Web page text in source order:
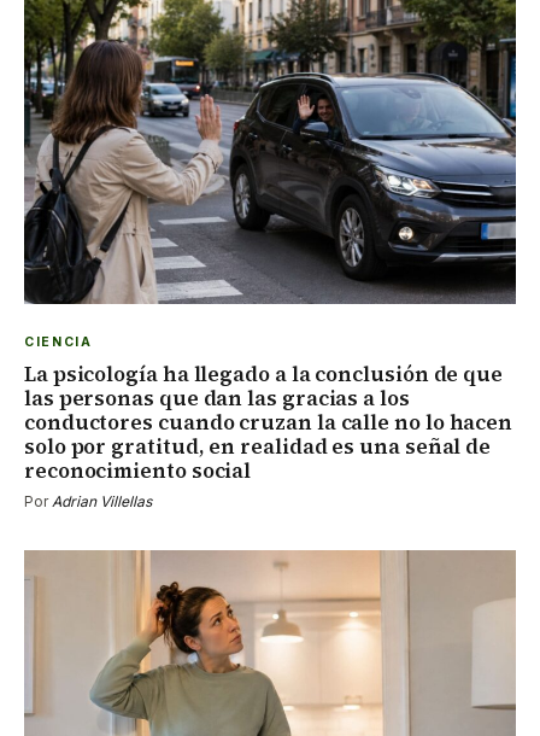
CIENCIA
La psicología ha llegado a la conclusión de que
las personas que dan las gracias a los
conductores cuando cruzan la calle no lo hacen
solo por gratitud, en realidad es una señal de
reconocimiento social
Por Adrian Villellas